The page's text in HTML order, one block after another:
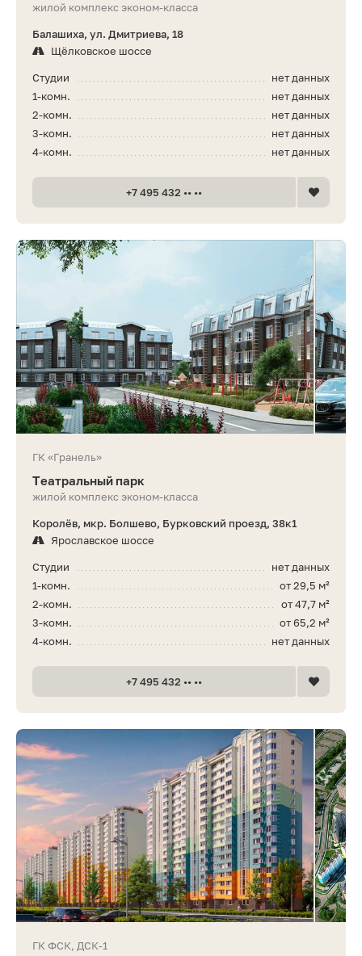
жилой комплекс эконом-класса
Балашиха, ул. Дмитриева, 18
Щёлковское шоссе
нет данных
Студии
нет данных
1-комн.
нет данных
2-комн.
нет данных
3-комн.
нет данных
4-комн.
+7 495 432 •• ••
ГК «Гранель»
Театральный парк
жилой комплекс эконом-класса
Королёв, мкр. Болшево, Бурковский проезд, 38к1
Ярославское шоссе
нет данных
Студии
от 29,5 м²
1-комн.
от 47,7 м²
2-комн.
от 65,2 м²
3-комн.
нет данных
4-комн.
+7 495 432 •• ••
ГК ФСК, ДСК-1